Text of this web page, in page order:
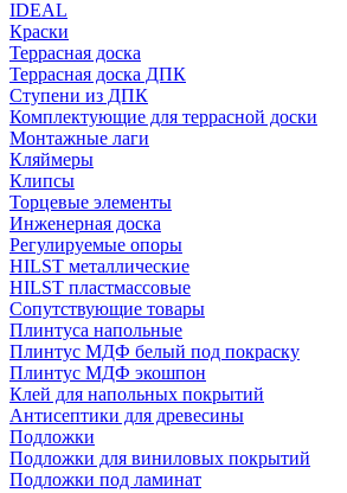
IDEAL
Краски
Террасная доска
Террасная доска ДПК
Ступени из ДПК
Комплектующие для террасной доски
Монтажные лаги
Кляймеры
Клипсы
Торцевые элементы
Инженерная доска
Регулируемые опоры
HILST металлические
HILST пластмассовые
Сопутствующие товары
Плинтуса напольные
Плинтус МДФ белый под покраску
Плинтус МДФ экошпон
Клей для напольных покрытий
Антисептики для древесины
Подложки
Подложки для виниловых покрытий
Подложки под ламинат